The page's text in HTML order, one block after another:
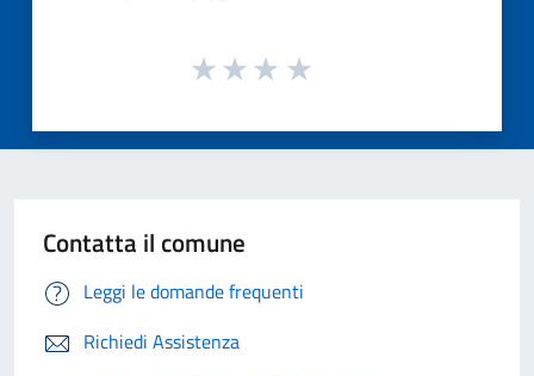
Contatta il comune
Leggi le domande frequenti
Richiedi Assistenza